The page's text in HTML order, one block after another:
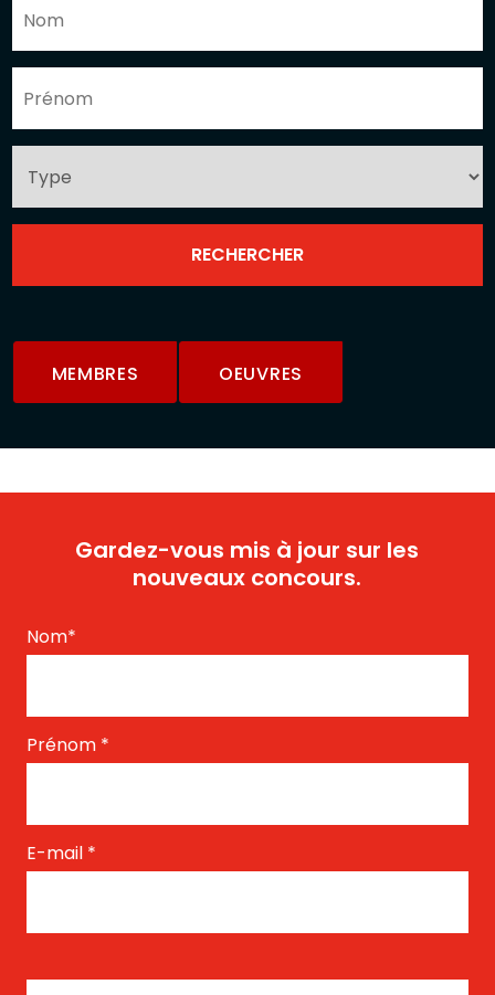
MEMBRES OEUVRES
Gardez-vous mis à jour sur les
nouveaux concours.
Nom*
Prénom *
E-mail *